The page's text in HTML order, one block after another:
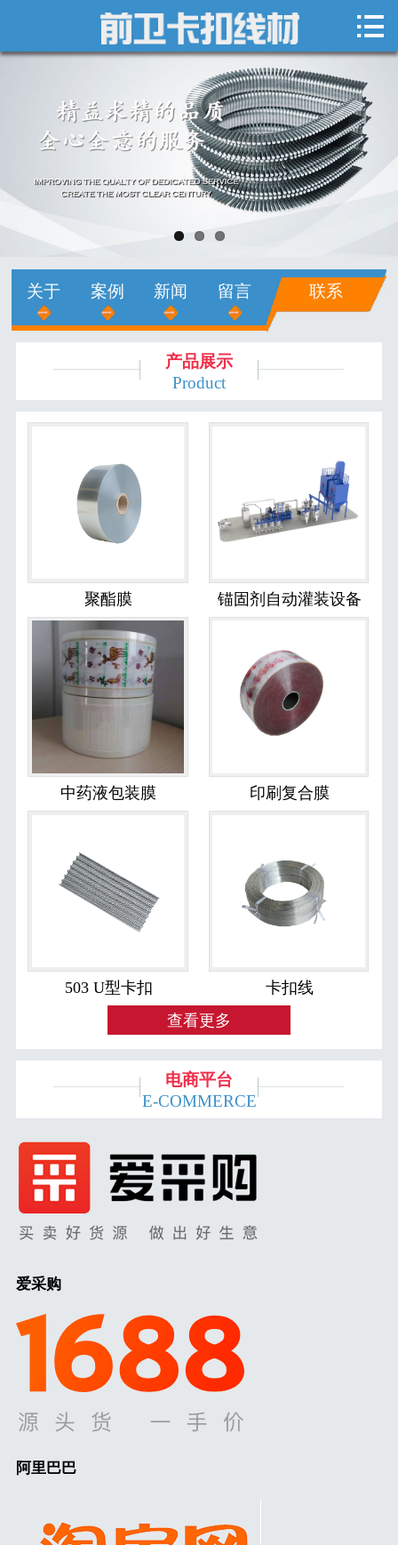
 网站首页
关于我们
新闻中心
产品展示
销售网络
在线留言
联系我们

关于 案例 新闻 留言 联系
产品展示
Product
聚酯膜 锚固剂自动灌装设备
中药液包装膜 印刷复合膜
503 U型卡扣
卡扣线
查看更多
电商平台
E-COMMERCE
爱采购
阿里巴巴